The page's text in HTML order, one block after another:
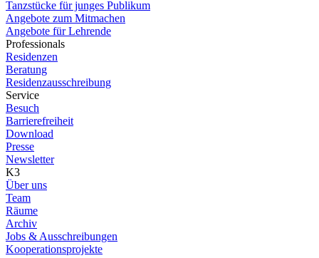
Tanzstücke für junges Publikum
Angebote zum Mitmachen
Angebote für Lehrende
Professionals
Residenzen
Beratung
Residenzausschreibung
Service
Besuch
Barrierefreiheit
Download
Presse
Newsletter
K3
Über uns
Team
Räume
Archiv
Jobs & Ausschreibungen
Kooperationsprojekte